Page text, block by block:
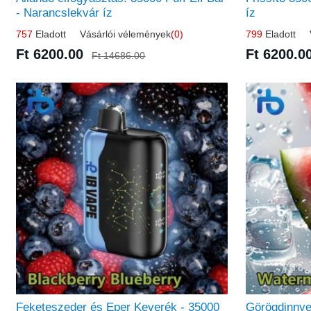
- Narancslekvár íz
757 Eladott Vásárlói vélemények(0)
Ft 6200.00 Ft 14686.00
íz
799 Eladott
Ft
Feketeszeder és Eper Keverék - 35000